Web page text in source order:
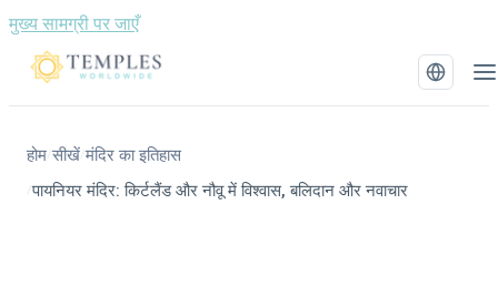
मुख्य सामग्री पर जाएँ
होम/सीखें/मंदिर का इतिहास
/पायनियर मंदिर: किर्टलैंड और नौवू में विश्वास, बलिदान और नवाचार